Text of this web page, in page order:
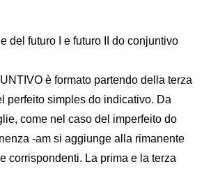
del futuro I e futuro II do conjuntivo
è formato partendo della terza
perfeito simples do indicativo. Da
come nel caso del imperfeito do
-am si aggiunge alla rimanente
corrispondenti. La prima e la terza